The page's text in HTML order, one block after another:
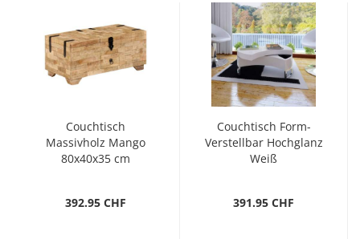
Couchtisch
Massivholz Mango
80x40x35 cm
392.95 CHF
Couchtisch Form-
Verstellbar Hochglanz
Weiß
391.95 CHF